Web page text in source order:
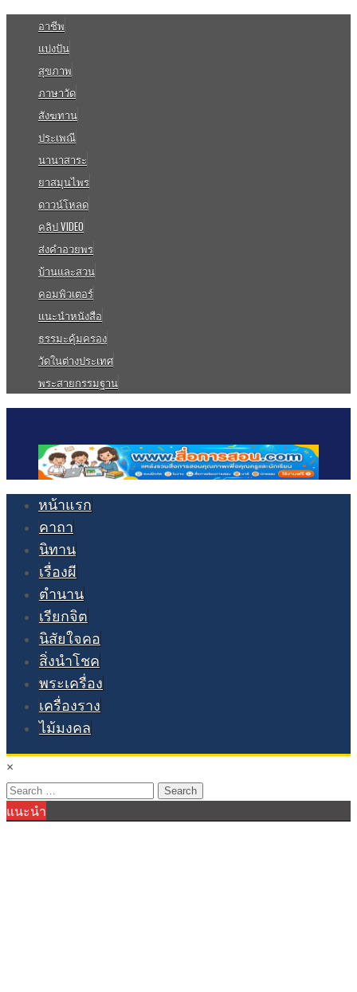
อาชีพ
แบ่งปัน
สุขภาพ
ภาษาวัด
สังฆทาน
ประเพณี
นานาสาระ
ยาสมุนไพร
ดาวน์โหลด
คลิป VIDEO
ส่งคำอวยพร
บ้านและสวน
คอมพิวเตอร์
แนะนำหนังสือ
ธรรมะคุ้มครอง
วัดในต่างประเทศ
พระสายกรรมฐาน
หน้าแรก
คาถา
นิทาน
เรื่องผี
ตำนาน
เรียกจิต
นิสัยใจคอ
สิ่งนำโชค
พระเครื่อง
เครื่องราง
ไม้มงคล
×
Search
for:
แนะนำ